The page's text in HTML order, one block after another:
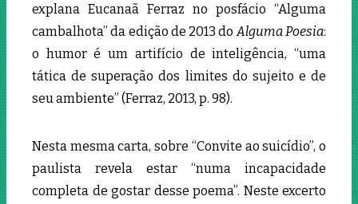
explana Eucanaã Ferraz no posfácio “Alguma
cambalhota” da edição de 2013 do Alguma Poesia:
o humor é um artifício de inteligência, “uma
tática de superação dos limites do sujeito e de
seu ambiente” (Ferraz, 2013, p. 98).
Nesta mesma carta, sobre “Convite ao suicídio”, o
paulista revela estar “numa incapacidade
completa de gostar desse poema”. Neste excerto